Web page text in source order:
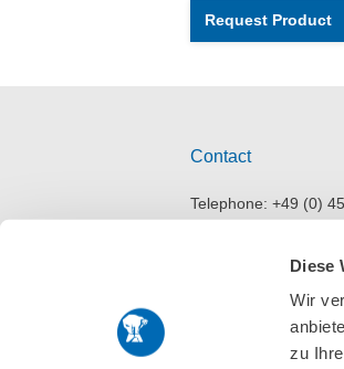
Diese
Wir
zu
Request Product
Contact
Telephone: +49 (0)